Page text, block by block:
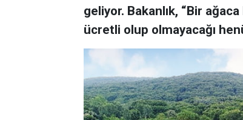
geliyor. Bakanlık, “Bir
ücretli olup olmayacağı